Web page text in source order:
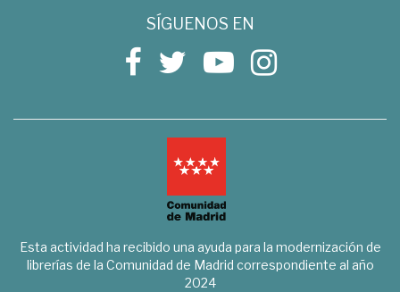
SÍGUENOS EN
Esta actividad ha recibido una ayuda para la modernización de
librerías de la Comunidad de Madrid correspondiente al año
2024